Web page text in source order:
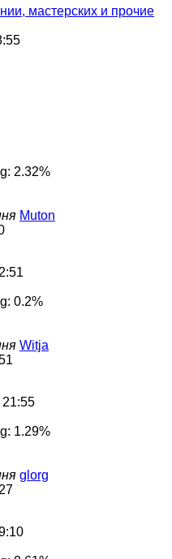
мастерских и прочие
2.32%
Muton
0.2%
Witja
1.29%
glorg